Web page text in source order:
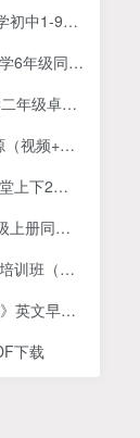
诗词精讲视频
级同步学
+讲义PDF资料网课
频+PDF）
作能力培养语文素养
出版社 40讲)
线-潘晓琳）
MP3，百度网盘下载！
下载